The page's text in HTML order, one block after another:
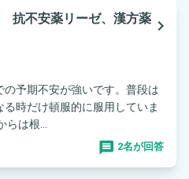
抗不安薬リーゼ、漢方薬 navigate_next
予期不安が強いです。普段は
時だけ頓服的に服用していま
ど） 医師からは根...
2名が回答